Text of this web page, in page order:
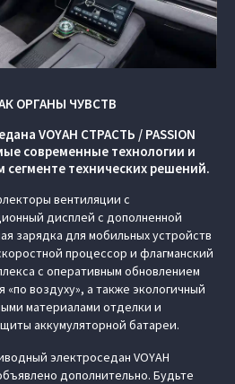
ОРГАНЫ ЧУВСТВ
VOYAH СТРАСТЬ / PASSION
современные технологии и
сегменте технических решений.
вентиляции с
дисплей с дополненной
зарядка для мобильных устройств
процессор и флагманский
с оперативным обновлением
«по воздуху», а также экологичный
материалами отделки и
аккумуляторной батареи.
электроседан VOYAH
дополнительно. Будьте